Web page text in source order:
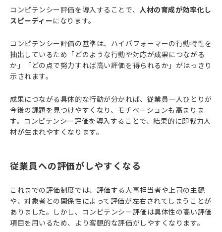
コンピテンシー評価を導入することで、人材の育成が効率化し
スピーディーになります。
コンピテンシー評価の基準は、ハイパフォーマーの行動特性を
抽出しているため「どのような行動や対応が成果につながる
か」「どの点で努力すれば高い評価を得られるか」がはっきり
示されます。
成果につながる具体的な行動が分かれば、従業員一人ひとりが
今後の課題を見つけやすくなり、モチベーションも高まりま
す。コンピテンシー評価を導入することで、結果的に即戦力人
材が生まれやすくなります。
従業員への評価がしやすくなる
これまでの評価制度では、評価する人事担当者や上司の主観
や、対象者との関係性によって評価が左右されてしまうことが
ありました。しかし、コンピテンシー評価は具体性の高い評価
項目を用いるため、より客観的な評価がしやすくなります。